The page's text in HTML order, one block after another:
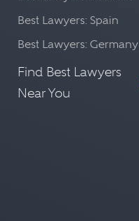
Best Lawyers: Spain
Best Lawyers: Germany
Find Best Lawyers
Near You